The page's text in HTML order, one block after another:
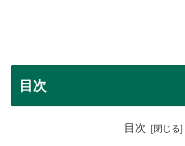
目次
目次